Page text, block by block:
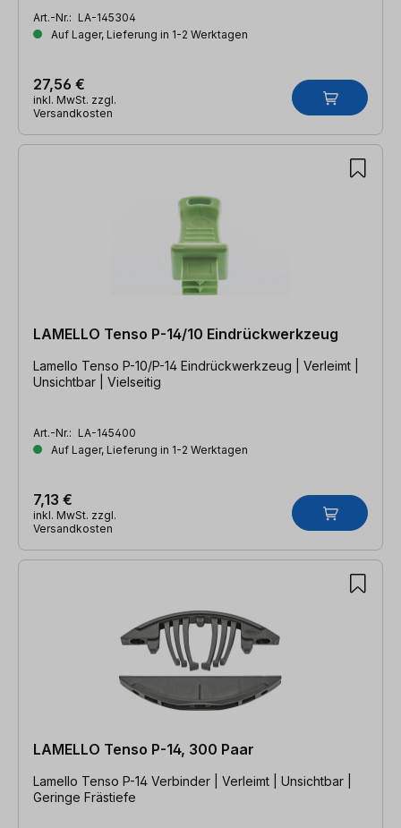
Art.-Nr.: LA-145304
Auf Lager, Lieferung in 1-2 Werktagen
27,56 €
inkl. MwSt. zzgl.
Versandkosten
LAMELLO Tenso P-14/10 Eindrückwerkzeug
Lamello Tenso P-10/P-14 Eindrückwerkzeug | Verleimt |
Unsichtbar | Vielseitig
Art.-Nr.: LA-145400
Auf Lager, Lieferung in 1-2 Werktagen
7,13 €
inkl. MwSt. zzgl.
Versandkosten
LAMELLO Tenso P-14, 300 Paar
Lamello Tenso P-14 Verbinder | Verleimt | Unsichtbar |
Geringe Frästiefe